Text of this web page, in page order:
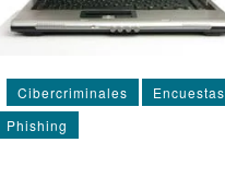
Cibercriminales Encuestas
Phishing